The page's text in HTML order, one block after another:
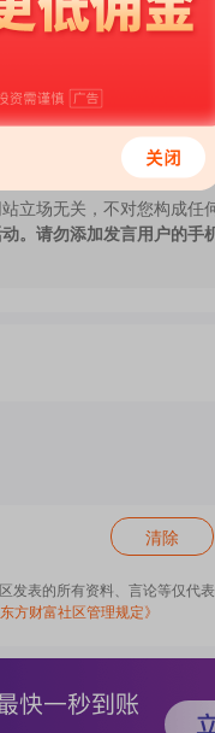
立场无关，不对您构成任
。请勿添加发言用户的手
清除
发表的所有资料、言论等仅代
东方财富社区管理规定》